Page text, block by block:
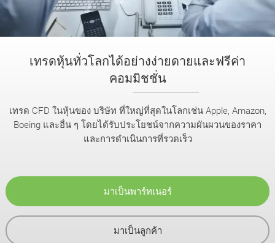
เทรดหุ้นทั่วโลกได้อย่างง่ายดายและฟรีค่า
คอมมิชชั่น
เทรด CFD ในหุ้นของ บริษัท ที่ใหญ่ที่สุดในโลกเช่น Apple, Amazon,
Boeing และอื่น ๆ โดยได้รับประโยชน์จากความผันผวนของราคา
และการดำเนินการที่รวดเร็ว
มาเป็นพาร์ทเนอร์
มาเป็นลูกค้า